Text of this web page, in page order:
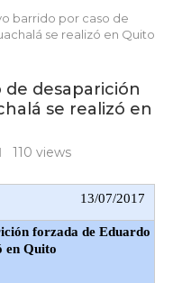
barrido por caso de
se realizó en Quito
desaparición
se realizó en
110 views
13/07/2017
forzada de Eduardo
en Quito